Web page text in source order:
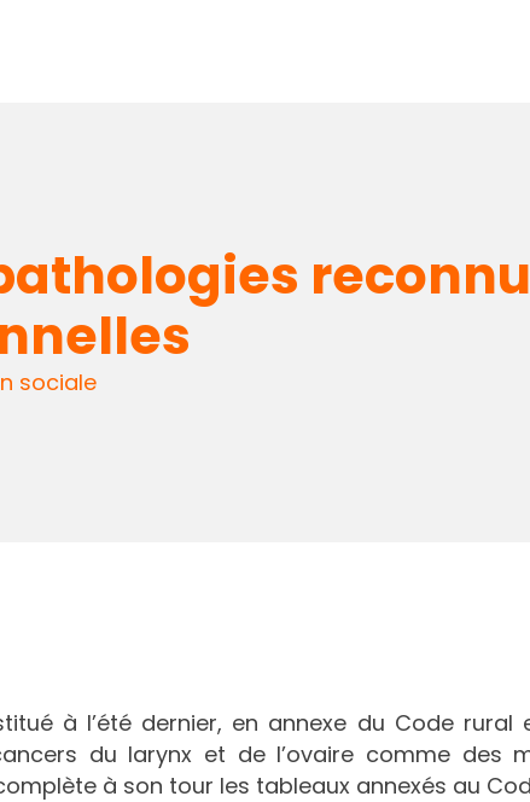
sociale
à l’été dernier, en annexe du Code
du larynx et de l’ovaire comme des
à son tour les tableaux annexés au